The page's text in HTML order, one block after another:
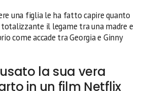
una figlia le ha fatto capire quanto
il legame tra una madre e
come accade tra Georgia e Ginny
la sua vera
in un film Netflix